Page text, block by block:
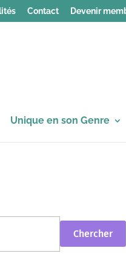
Contact Devenir
Unique en son Genre
Chercher